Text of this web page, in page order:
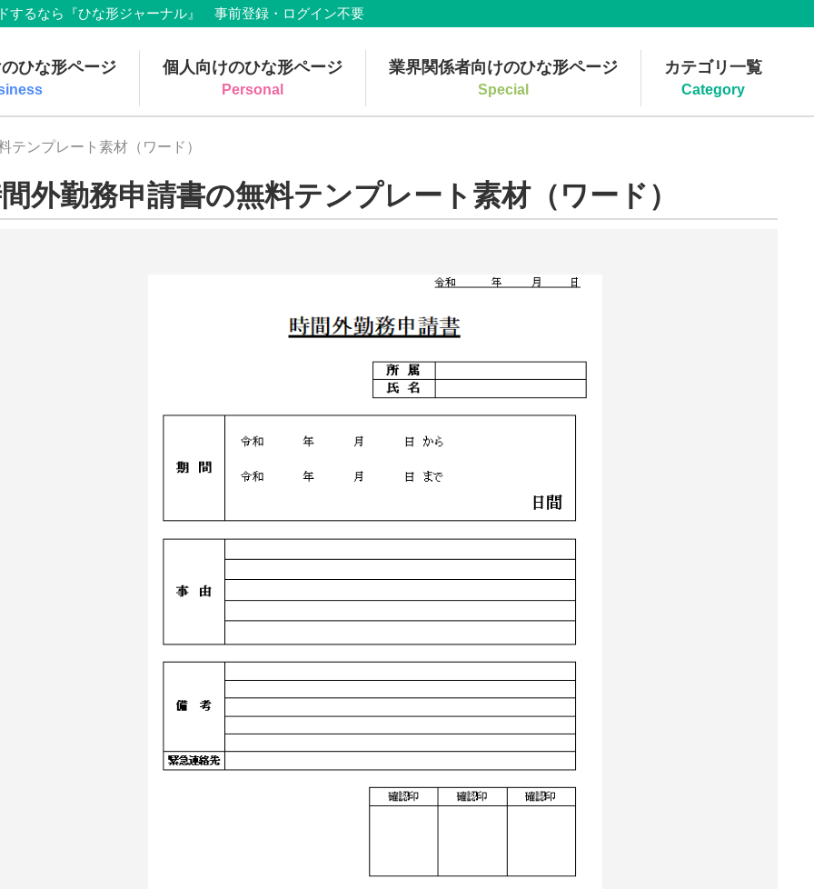
するなら『ひな形ジャーナル』 事前登録・ログイン不要
ひな形ページ 個人向けのひな形ページ
Personal
業界関係者向けのひな形ページ
Special
カテゴリ一覧
Category
テンプレート素材（ワード）
外勤務申請書の無料テンプレート素材（ワード）